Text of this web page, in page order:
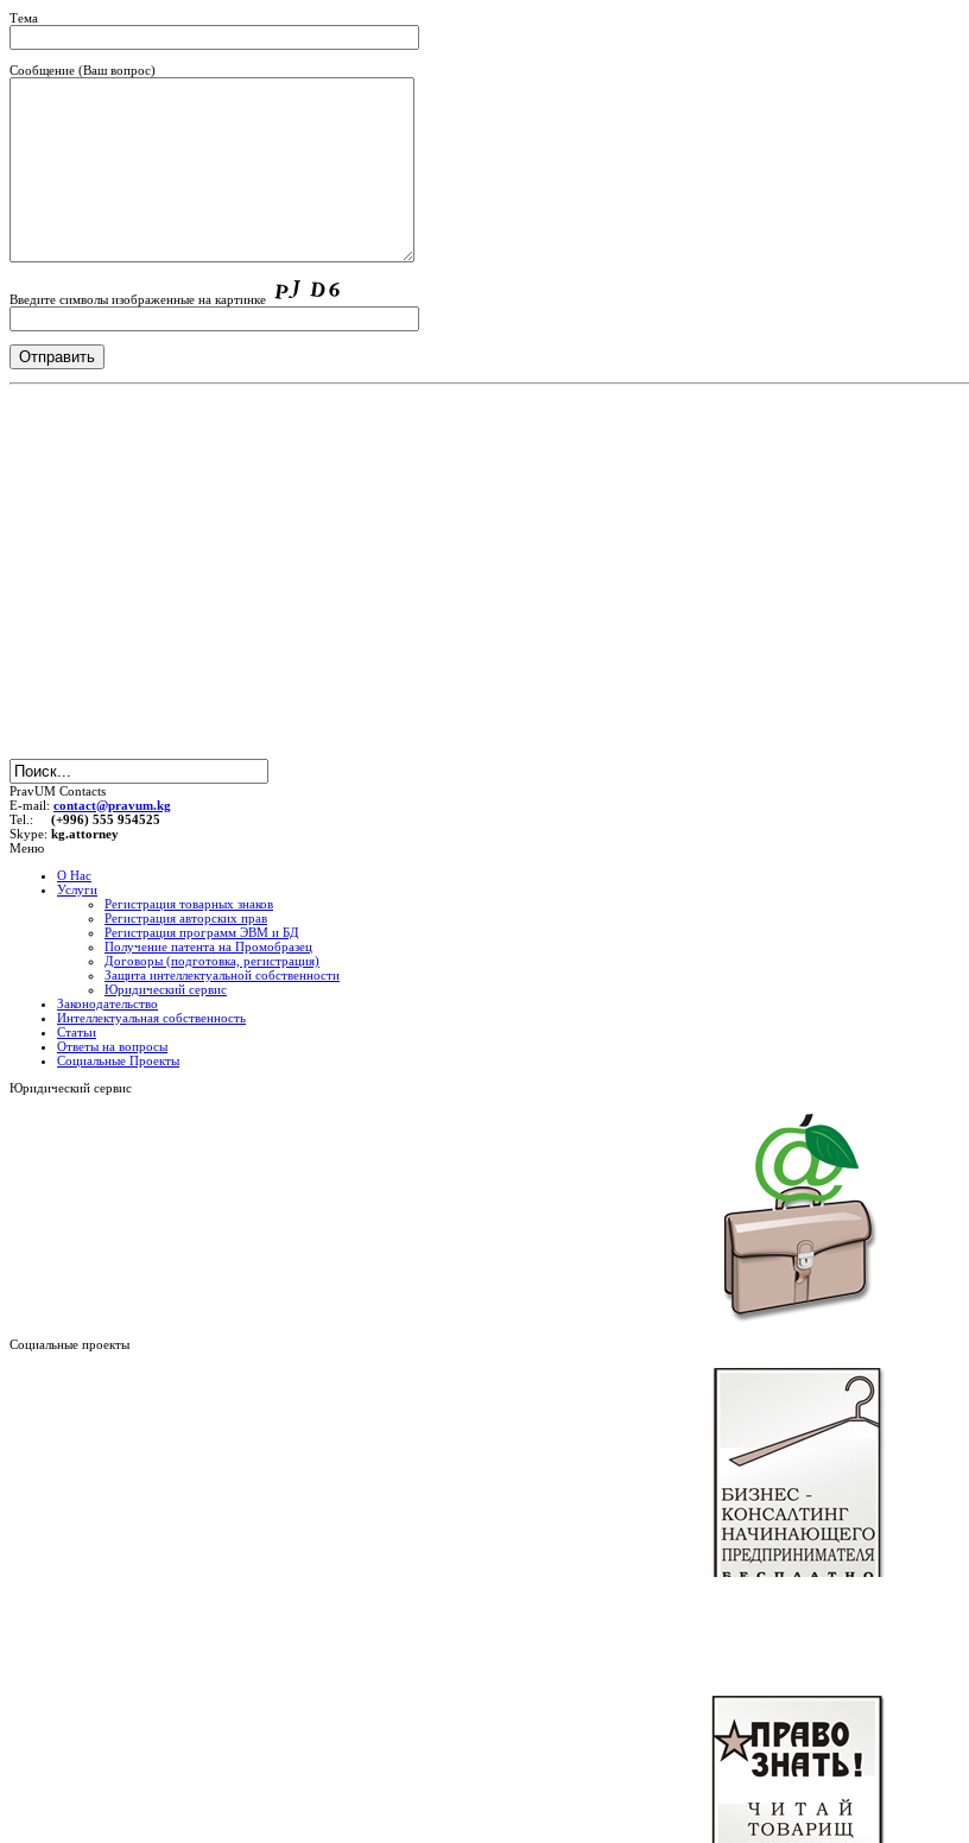
Тема
Сообщение (Ваш вопрос)
Введите символы изображенные на картинке
PravUM Contacts
E-mail: contact@pravum.kg
Tel.: (+996) 555 954525
Skype: kg.attorney
Меню
О Нас
Услуги
Регистрация товарных знаков
Регистрация авторских прав
Регистрация программ ЭВМ и БД
Получение патента на Промобразец
Договоры (подготовка, регистрация)
Защита интеллектуальной собственности
Юридический сервис
Законодательство
Интеллектуальная собственность
Статьи
Ответы на вопросы
Социальные Проекты
Юридический сервис
Социальные проекты